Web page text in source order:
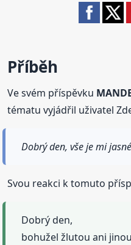
Příběh
Ve svém příspěvku
tématu vyjádřil uživatel
Dobrý den, vše je mi
Svou reakci k tomuto
Dobrý den,
bohužel žlutou ani